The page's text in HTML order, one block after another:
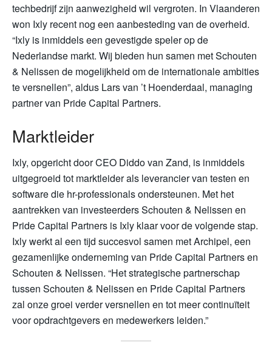
techbedrijf zijn aanwezigheid wil vergroten. In Vlaanderen
won Ixly recent nog een aanbesteding van de overheid.
“Ixly is inmiddels een gevestigde speler op de
Nederlandse markt. Wij bieden hun samen met Schouten
& Nelissen de mogelijkheid om de internationale ambities
te versnellen”, aldus Lars van ’t Hoenderdaal, managing
partner van Pride Capital Partners.
Marktleider
Ixly, opgericht door CEO Diddo van Zand, is inmiddels
uitgegroeid tot marktleider als leverancier van testen en
software die hr-professionals ondersteunen. Met het
aantrekken van investeerders Schouten & Nelissen en
Pride Capital Partners is Ixly klaar voor de volgende stap.
Ixly werkt al een tijd succesvol samen met Archipel, een
gezamenlijke onderneming van Pride Capital Partners en
Schouten & Nelissen. “Het strategische partnerschap
tussen Schouten & Nelissen en Pride Capital Partners
zal onze groei verder versnellen en tot meer continuïteit
voor opdrachtgevers en medewerkers leiden.”